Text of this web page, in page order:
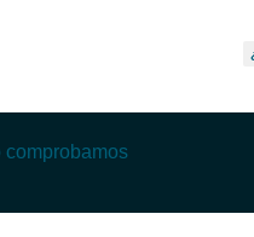
comprobamos